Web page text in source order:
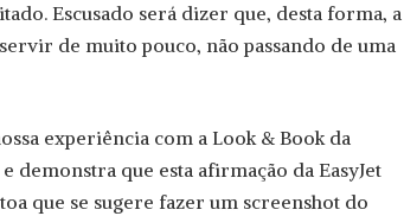
Escusado será dizer que, desta forma, a
de muito pouco, não passando de uma
experiência com a Look & Book da
demonstra que esta afirmação da EasyJet
que se sugere fazer um screenshot do